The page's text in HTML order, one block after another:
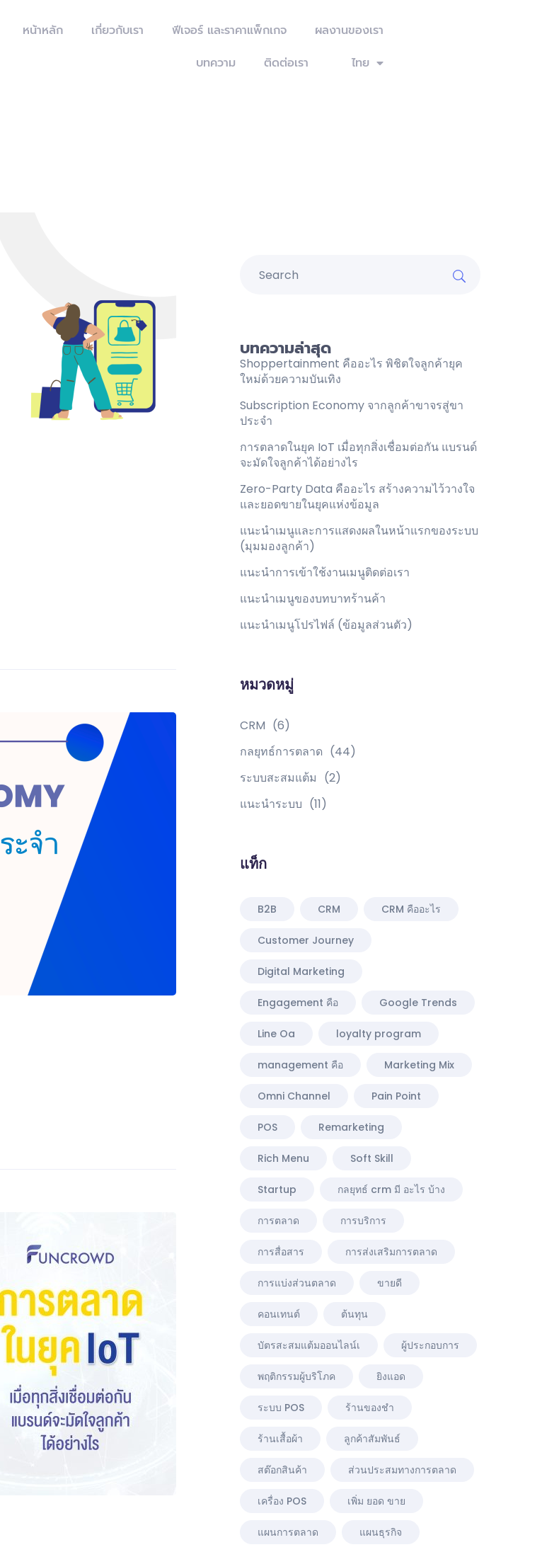
หน้าหลัก เกี่ยวกับเรา ฟีเจอร์ และราคาแพ็กเกจ
ผลงานของเรา
บทความ
ติดต่อเรา ไทย
บทความล่าสุด
Shoppertainment คืออะไร พิชิตใจลูกค้ายุค
ใหม่ด้วยความบันเทิง
Subscription Economy จากลูกค้าขาจรสู่ขา
ประจำ
การตลาดในยุค IoT เมื่อทุกสิ่งเชื่อมต่อกัน แบรนด์
จะมัดใจลูกค้าได้อย่างไร
Zero-Party Data คืออะไร สร้างความไว้วางใจ
และยอดขายในยุคแห่งข้อมูล
แนะนำเมนูและการแสดงผลในหน้าแรกของระบบ
(มุมมองลูกค้า)
แนะนำการเข้าใช้งานเมนูติดต่อเรา
แนะนำเมนูของบทบาทร้านค้า
แนะนำเมนูโปรไฟล์ (ข้อมูลส่วนตัว)
หมวดหมู่
CRM (6)
กลยุทธ์การตลาด (44)
ระบบสะสมแต้ม (2)
แนะนำระบบ (11)
แท็ก
B2B CRM CRM คืออะไร
Customer Journey
Digital Marketing
Engagement คือ Google Trends
Line Oa loyalty program
management คือ Marketing Mix
Omni Channel Pain Point
POS Remarketing
Rich Menu Soft Skill
Startup กลยุทธ์ crm มี อะไร บ้าง
การตลาด การบริการ
การสื่อสาร การส่งเสริมการตลาด
การแบ่งส่วนตลาด ขายดี
คอนเทนต์ ต้นทุน
บัตรสะสมแต้มออนไลน์เ ผู้ประกอบการ
พฤติกรรมผู้บริโภค ยิงแอด
ระบบ POS ร้านของชำ
ร้านเสื้อผ้า ลูกค้าสัมพันธ์
สต๊อกสินค้า ส่วนประสมทางการตลาด
เครื่อง POS เพิ่ม ยอด ขาย
แผนการตลาด แผนธุรกิจ